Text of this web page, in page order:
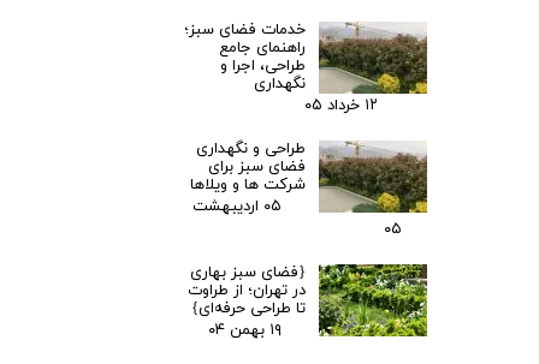
خدمات فضای سبز؛
راهنمای جامع
طراحی، اجرا و
نگهداری
۱۲ خرداد ۰۵
طراحی و نگهداری
فضای سبز برای
شرکت ها و ویلاها
۰۵ اردیبهشت
۰۵
{فضای سبز بهاری
در تهران؛ از طراوت
تا طراحی حرفه‌ای}
۱۹ بهمن ۰۴